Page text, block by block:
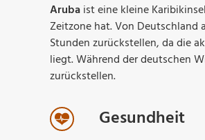
Arubaist eine kleine
Zeitzone hat. Von Deutschland
Stunden zurückstellen, da die
liegt. Während der deutschen
zurückstellen.
Gesundheit